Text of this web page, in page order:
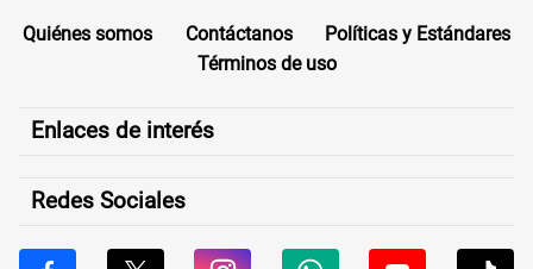
Quiénes somos Contáctanos
Políticas y Estándares
Términos de uso
Enlaces de interés
Redes Sociales